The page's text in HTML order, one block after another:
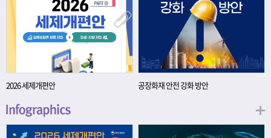
2026 세제개편안 공장화재 안전 강화 방안